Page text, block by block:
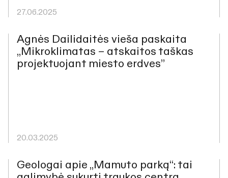
27.06.2025
Agnės Dailidaitės vieša paskaita
„Mikroklimatas – atskaitos taškas
projektuojant miesto erdves”
20.03.2025
Geologai apie „Mamuto parką“: tai